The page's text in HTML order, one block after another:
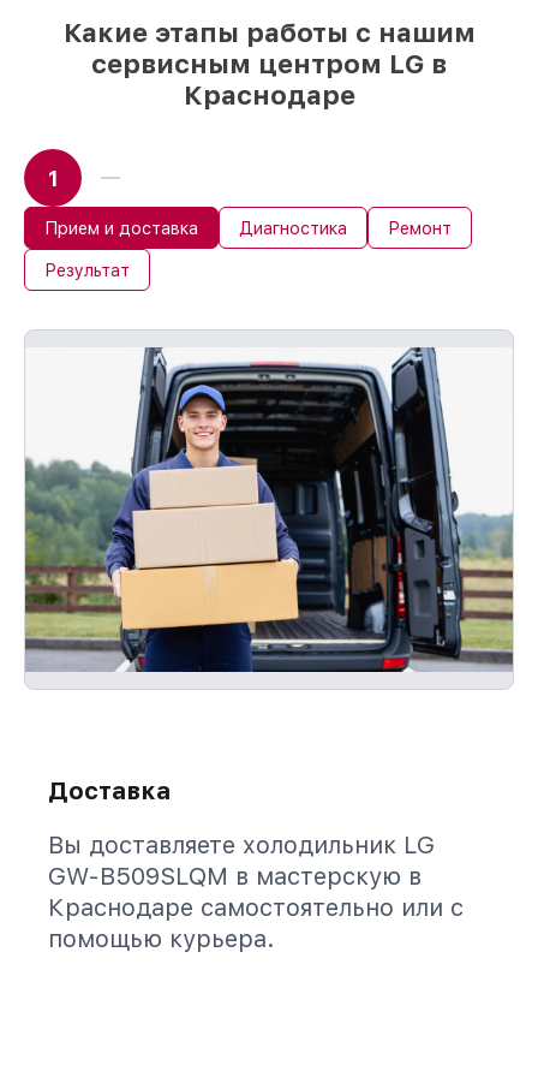
Какие этапы работы с нашим
сервисным центром LG в
Краснодаре
1
Прием и доставка Диагностика Ремонт
Результат
Доставка
Вы доставляете холодильник LG
GW-B509SLQM в мастерскую в
Краснодаре самостоятельно или с
помощью курьера.